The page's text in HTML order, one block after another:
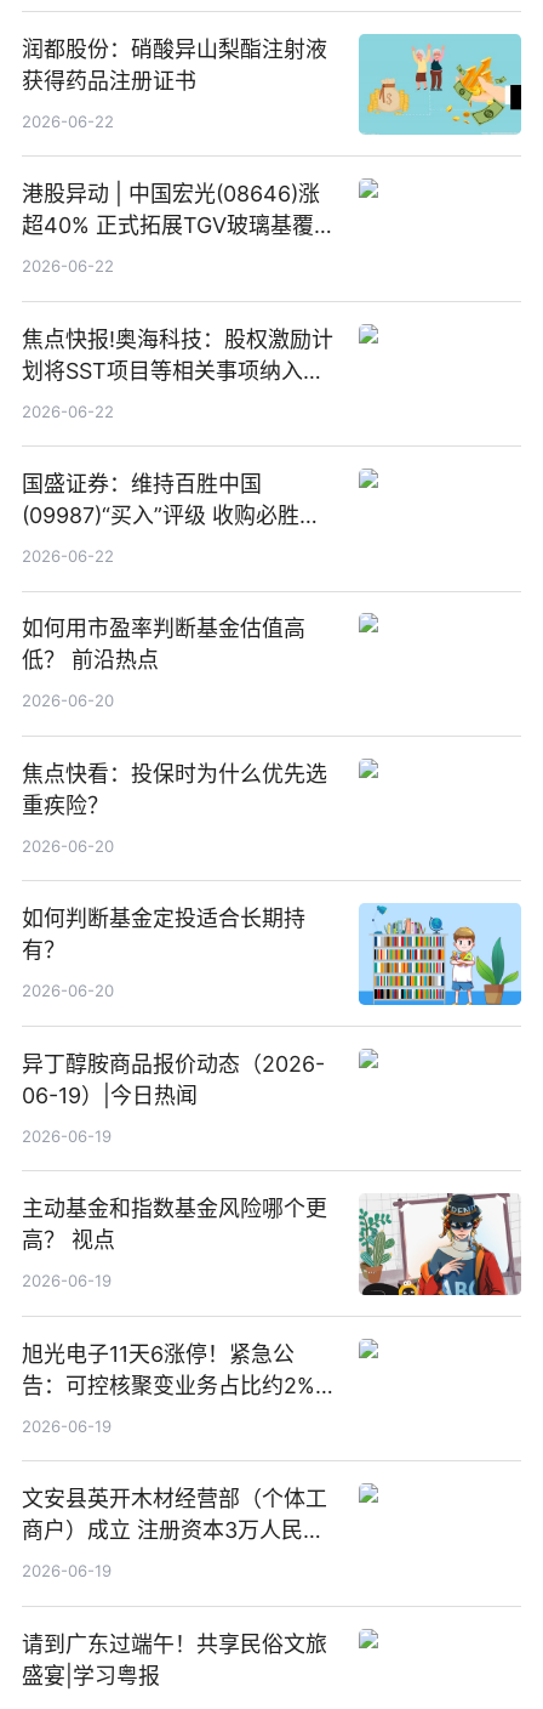
润都股份：硝酸异山梨酯注射液
获得药品注册证书
2026-06-22
港股异动 | 中国宏光(08646)涨
超40% 正式拓展TGV玻璃基覆铜
板新材料业务
2026-06-22
焦点快报!奥海科技：股权激励计
划将SST项目等相关事项纳入专
项业务发展考核指标
2026-06-22
国盛证券：维持百胜中国
(09987)“买入”评级 收购必胜客
中国增厚利润加速成长 信息
2026-06-22
如何用市盈率判断基金估值高
低？ 前沿热点
2026-06-20
焦点快看：投保时为什么优先选
重疾险？
2026-06-20
如何判断基金定投适合长期持
有？
2026-06-20
异丁醇胺商品报价动态（2026-
06-19）|今日热闻
2026-06-19
主动基金和指数基金风险哪个更
高？ 视点
2026-06-19
旭光电子11天6涨停！紧急公
告：可控核聚变业务占比约2%！
前沿热点
2026-06-19
文安县英开木材经营部（个体工
商户）成立 注册资本3万人民币
新要闻
2026-06-19
请到广东过端午！共享民俗文旅
盛宴|学习粤报